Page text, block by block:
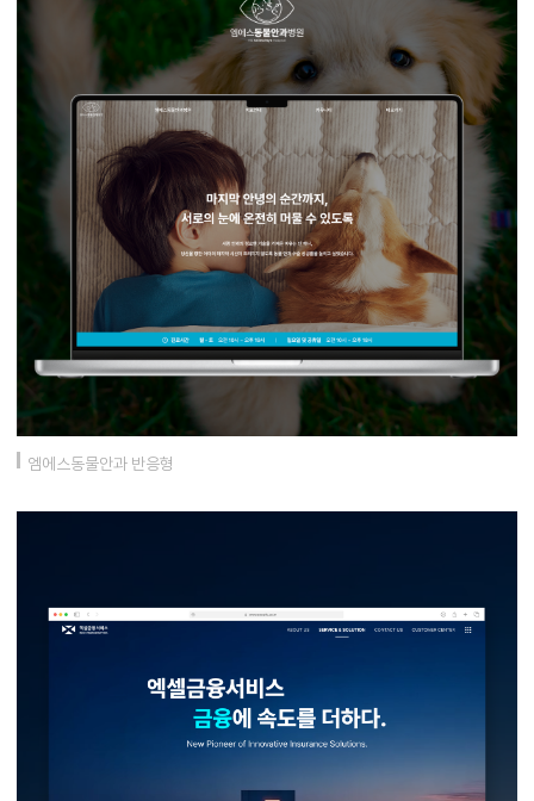
엠에스동물안과 반응형